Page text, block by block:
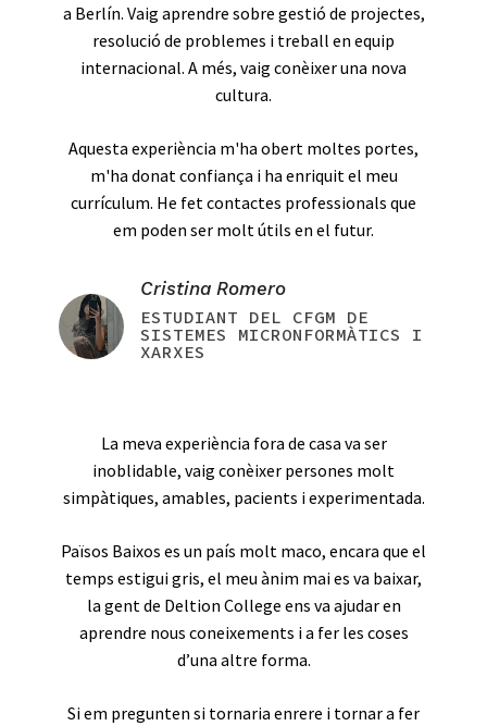
a Berlín. Vaig aprendre sobre gestió de projectes,
resolució de problemes i treball en equip
internacional. A més, vaig conèixer una nova
cultura.
Aquesta experiència m'ha obert moltes portes,
m'ha donat confiança i ha enriquit el meu
currículum. He fet contactes professionals que
em poden ser molt útils en el futur.
Cristina Romero
ESTUDIANT DEL CFGM DE
SISTEMES MICRONFORMÀTICS I
XARXES
La meva experiència fora de casa va ser
inoblidable, vaig conèixer persones molt
simpàtiques, amables, pacients i experimentada.
Països Baixos es un país molt maco, encara que el
temps estigui gris, el meu ànim mai es va baixar,
la gent de Deltion College ens va ajudar en
aprendre nous coneixements i a fer les coses
d’una altre forma.
Si em pregunten si tornaria enrere i tornar a fer